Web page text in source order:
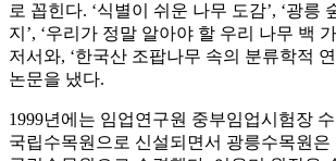
로 꼽힌다. ‘식별이 쉬운 나무 도감’, ‘광릉
지’, ‘우리가 정말 알아야 할 우리 나무 백
저서와, ‘한국산 조팝나무 속의 분류학적 연
논문을 냈다.
1999년에는 임업연구원 중부임업시험장
국립수목원으로 신설되면서 광릉수목원은